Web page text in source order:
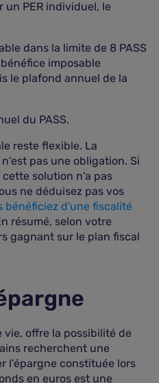
un PER individuel, le
dans la limite de 8 PASS
imposable
le plafond annuel de la
du PASS.
reste flexible. La
pas une obligation. Si
solution n'a pas
ne déduisez pas vos
bénéficiez d'une fiscalité
résumé, selon votre
gagnant sur le plan fiscal
vie, offre la possibilité de
recherchent une
l'épargne constituée lors
en euros est une